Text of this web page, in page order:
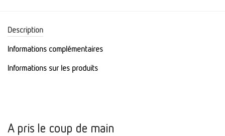
Description
Informations complémentaires
Informations sur les produits
A pris le coup de main